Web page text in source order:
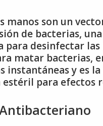
manos son un
de bacterias,
para desinfectar las
matar bacterias,
instantáneas y es
estéril para efectos